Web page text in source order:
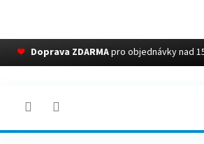
❤ Doprava ZDARMApro objednávky nad